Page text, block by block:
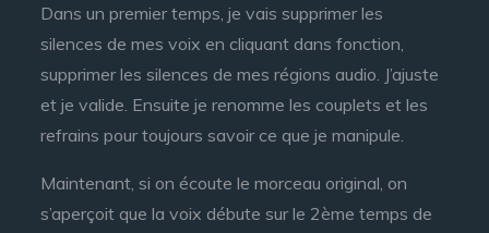
Dans un premier temps, je vais supprimer les
silences de mes voix en cliquant dans fonction,
supprimer les silences de mes régions audio. J’ajuste
et je valide. Ensuite je renomme les couplets et les
refrains pour toujours savoir ce que je manipule.
Maintenant, si on écoute le morceau original, on
s’aperçoit que la voix débute sur le 2ème temps de